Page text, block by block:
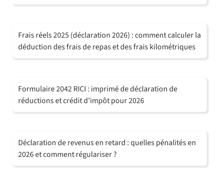
Frais réels 2025 (déclaration 2026) : comment calculer la
déduction des frais de repas et des frais kilométriques
Formulaire 2042 RICI : imprimé de déclaration de
réductions et crédit d’impôt pour 2026
Déclaration de revenus en retard : quelles pénalités en
2026 et comment régulariser ?